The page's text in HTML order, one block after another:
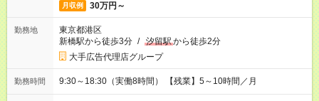
月収例 30万円～
勤務地
東京都港区
新橋駅から徒歩3分 / 汐留駅から徒歩2分
大手広告代理店グループ
勤務時間 9:30～18:30（実働8時間） 【残業】5～10時間／月